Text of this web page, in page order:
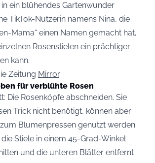
ein blühendes Gartenwunder
TikTok-Nutzerin namens Nina, die
Mama“ einen Namen gemacht hat,
Rosenstielen ein prächtiger
kann.
Zeitung Mirror.
für verblühte Rosen
Die Rosenköpfe abschneiden. Sie
Trick nicht benötigt, können aber
Blumenpressen genutzt werden.
Stiele in einem 45-Grad-Winkel
und die unteren Blätter entfernt